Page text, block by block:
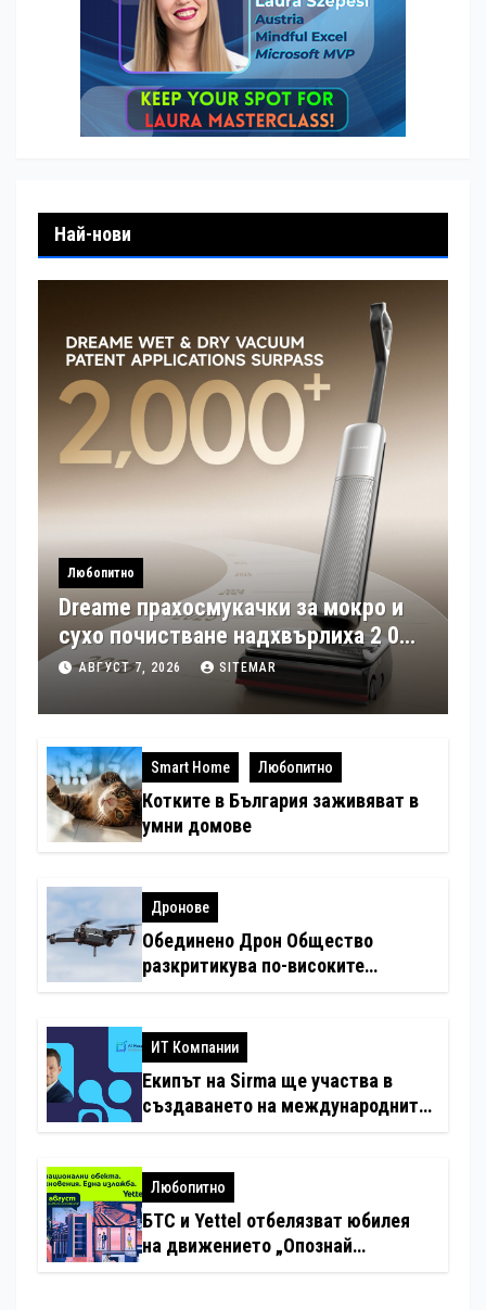
Най-нови
Любопитно
Dreame прахосмукачки за мокро и
сухо почистване надхвърлиха 2 000
патентни заявки в световен мащаб
АВГУСТ 7, 2026 SITEMAR
Smart Home Любопитно
Котките в България заживяват в
умни домове
Дронове
Обединено Дрон Общество
разкритикува по-високите
ИТ Компании
Екипът на Sirma ще участва в
създаването на международните
хотелиерството
Любопитно
БТС и Yettel отбелязват юбилея
на движението „Опознай